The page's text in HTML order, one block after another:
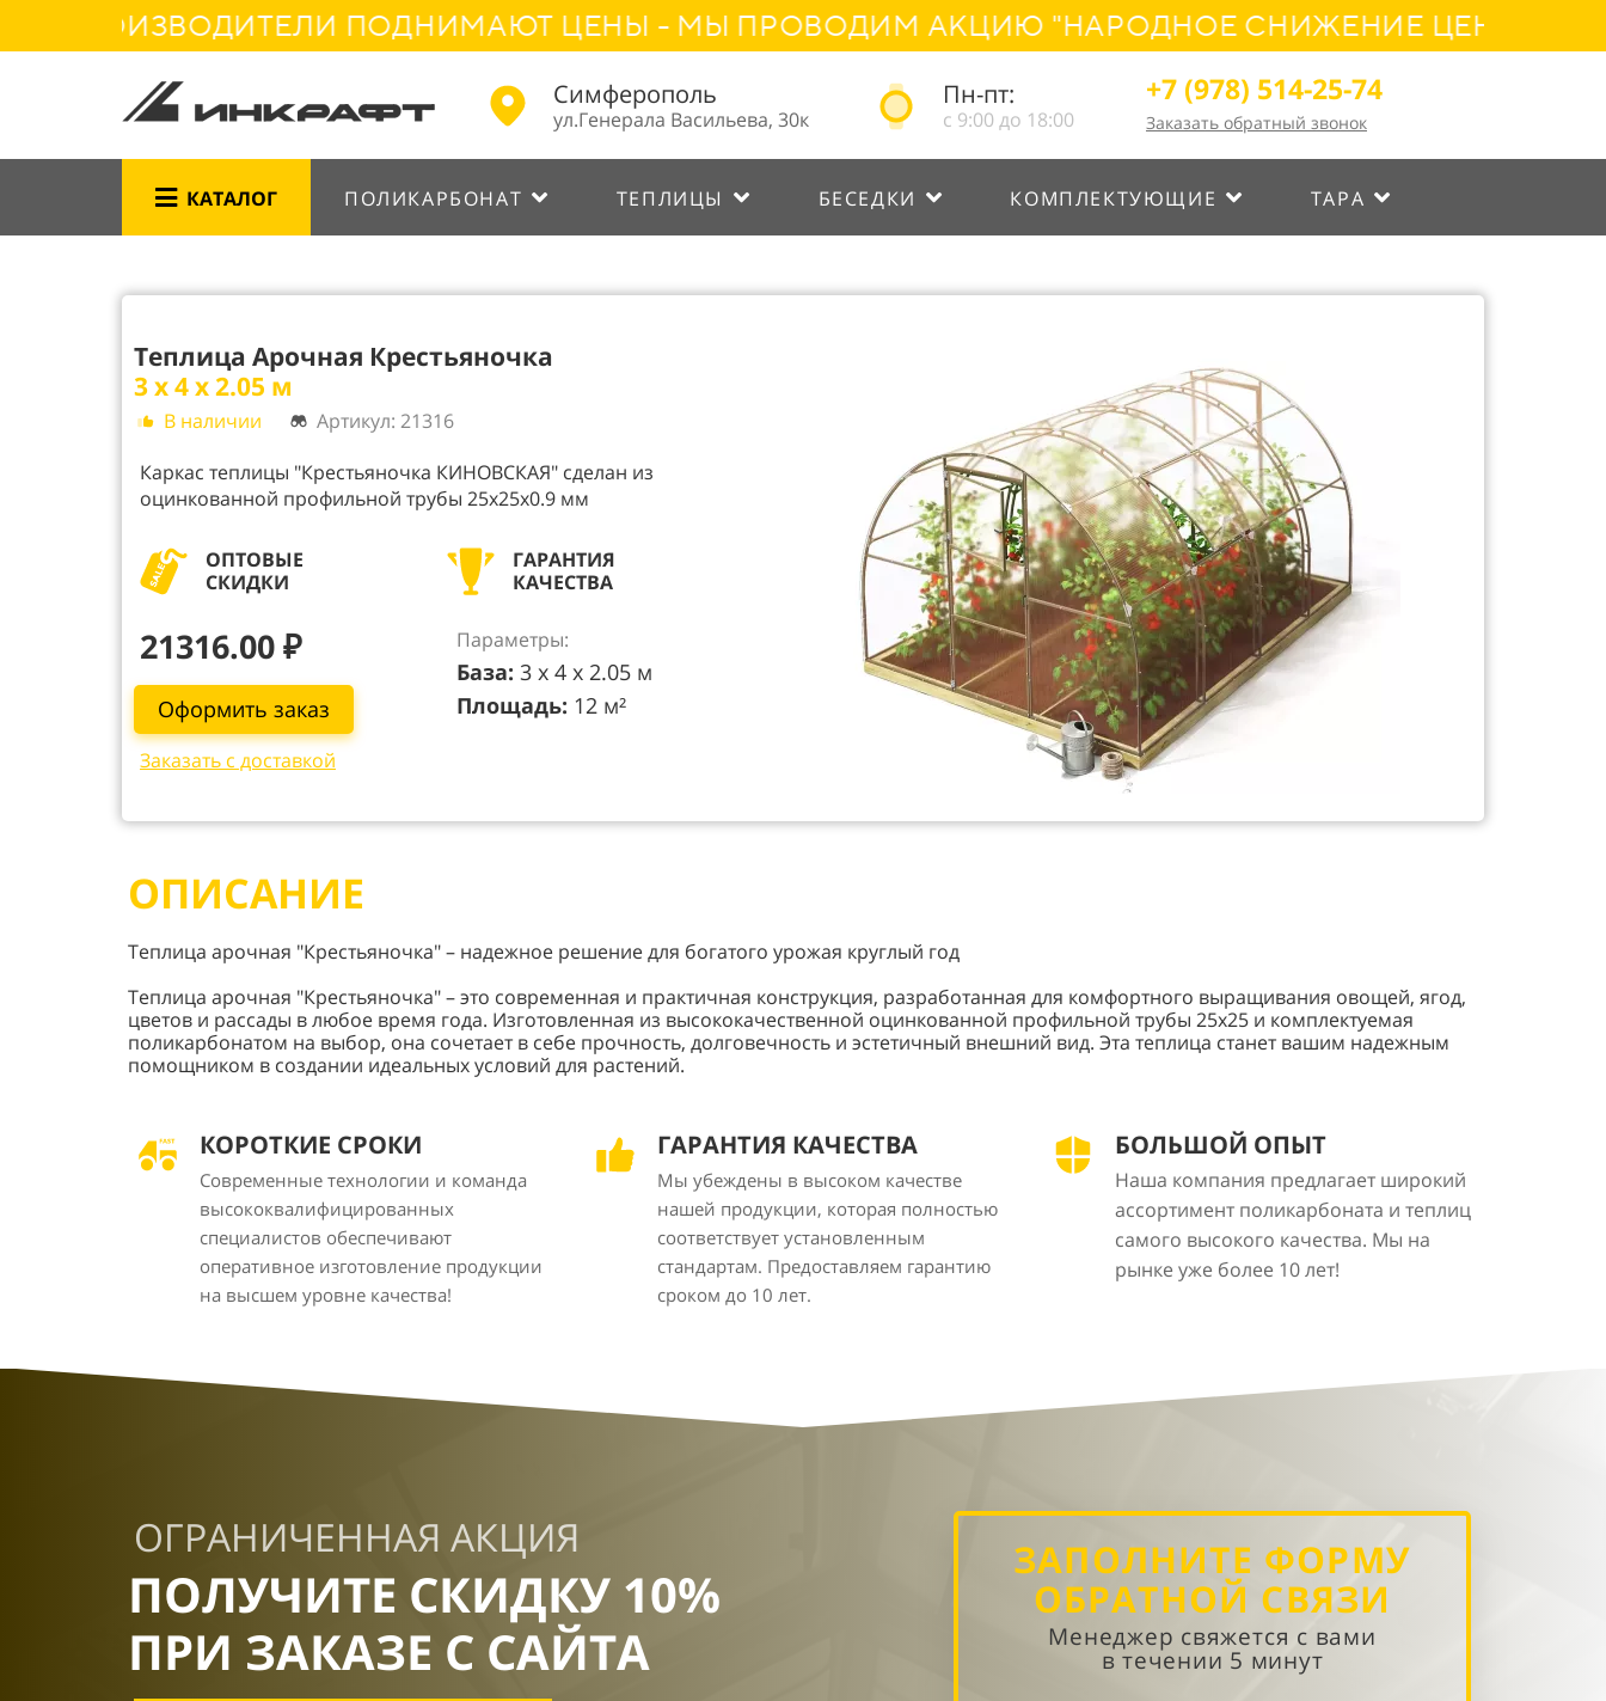
ПОДНИМАЮТ ЦЕНЫ - МЫ ПРОВОДИМ АКЦИЮ "НАРОДНОЕ СНИЖЕНИЕ ЦЕН! УСПЕЙТЕ
Симферополь
ул.Генерала Васильева, 30к
Пн-пт:
с 9:00 до 18:00
+7 (978) 514-25-74
Заказать обратный звонок
КАТАЛОГ ПОЛИКАРБОНАТ ТЕПЛИЦЫ БЕСЕДКИ КОМПЛЕКТУЮЩИЕ ТАРА
Теплица Арочная Крестьяночка
3 х 4 х 2.05 м
В наличии
Артикул: 21316
Каркас теплицы "Крестьяночка КИНОВСКАЯ" сделан из
оцинкованной профильной трубы 25х25х0.9 мм
ОПТОВЫЕ
СКИДКИ
ГАРАНТИЯ
КАЧЕСТВА
21316.00 ₽
Оформить заказ
Заказать с доставкой
Параметры:
База: 3 х 4 х 2.05 м
Площадь: 12 м²
ОПИСАНИЕ
Теплица арочная "Крестьяночка" – надежное решение для богатого урожая круглый год
Теплица арочная "Крестьяночка" – это современная и практичная конструкция, разработанная для комфортного выращивания овощей, ягод,
цветов и рассады в любое время года. Изготовленная из высококачественной оцинкованной профильной трубы 25х25 и комплектуемая
поликарбонатом на выбор, она сочетает в себе прочность, долговечность и эстетичный внешний вид. Эта теплица станет вашим надежным
помощником в создании идеальных условий для растений.
КОРОТКИЕ СРОКИ
Современные технологии и команда
высококвалифицированных
специалистов обеспечивают
оперативное изготовление продукции
на высшем уровне качества!
ГАРАНТИЯ КАЧЕСТВА
Мы убеждены в высоком качестве
нашей продукции, которая полностью
соответствует установленным
стандартам. Предоставляем гарантию
сроком до 10 лет.
БОЛЬШОЙ ОПЫТ
Наша компания предлагает широкий
ассортимент поликарбоната и теплиц
самого высокого качества. Мы на
рынке уже более 10 лет!
ОГРАНИЧЕННАЯ АКЦИЯ
ПОЛУЧИТЕ СКИДКУ 10%
ПРИ ЗАКАЗЕ С САЙТА
ЗАПОЛНИТЕ ФОРМУ
ОБРАТНОЙ СВЯЗИ
Менеджер свяжется с вами
в течении 5 минут